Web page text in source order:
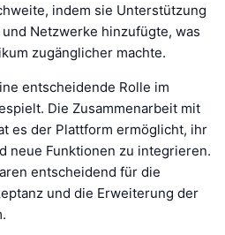
indem sie Unterstützung
Netzwerke hinzufügte, was
zugänglicher machte.
entscheidende Rolle im
Die Zusammenarbeit mit
es der Plattform ermöglicht, ihr
neue Funktionen zu integrieren.
entscheidend für die
und die Erweiterung der